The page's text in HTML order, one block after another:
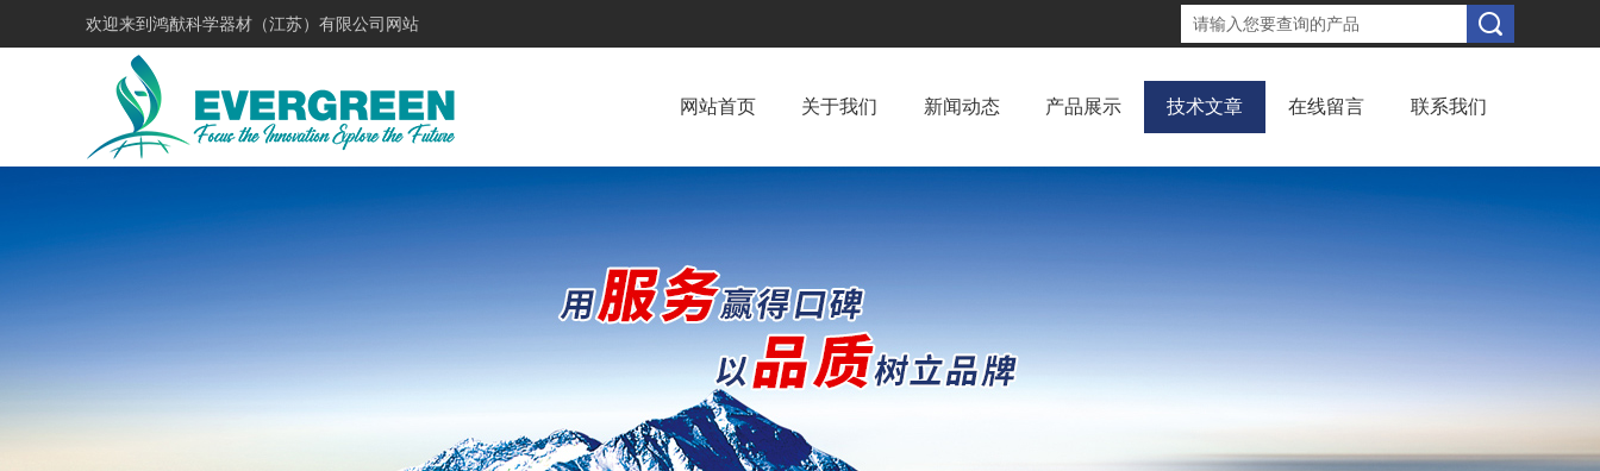
欢迎来到 鸿猷科学器材（江苏）有限公司网站
网站首页 关于我们 新闻动态 产品展示 技术文章 在线留言 联系我们